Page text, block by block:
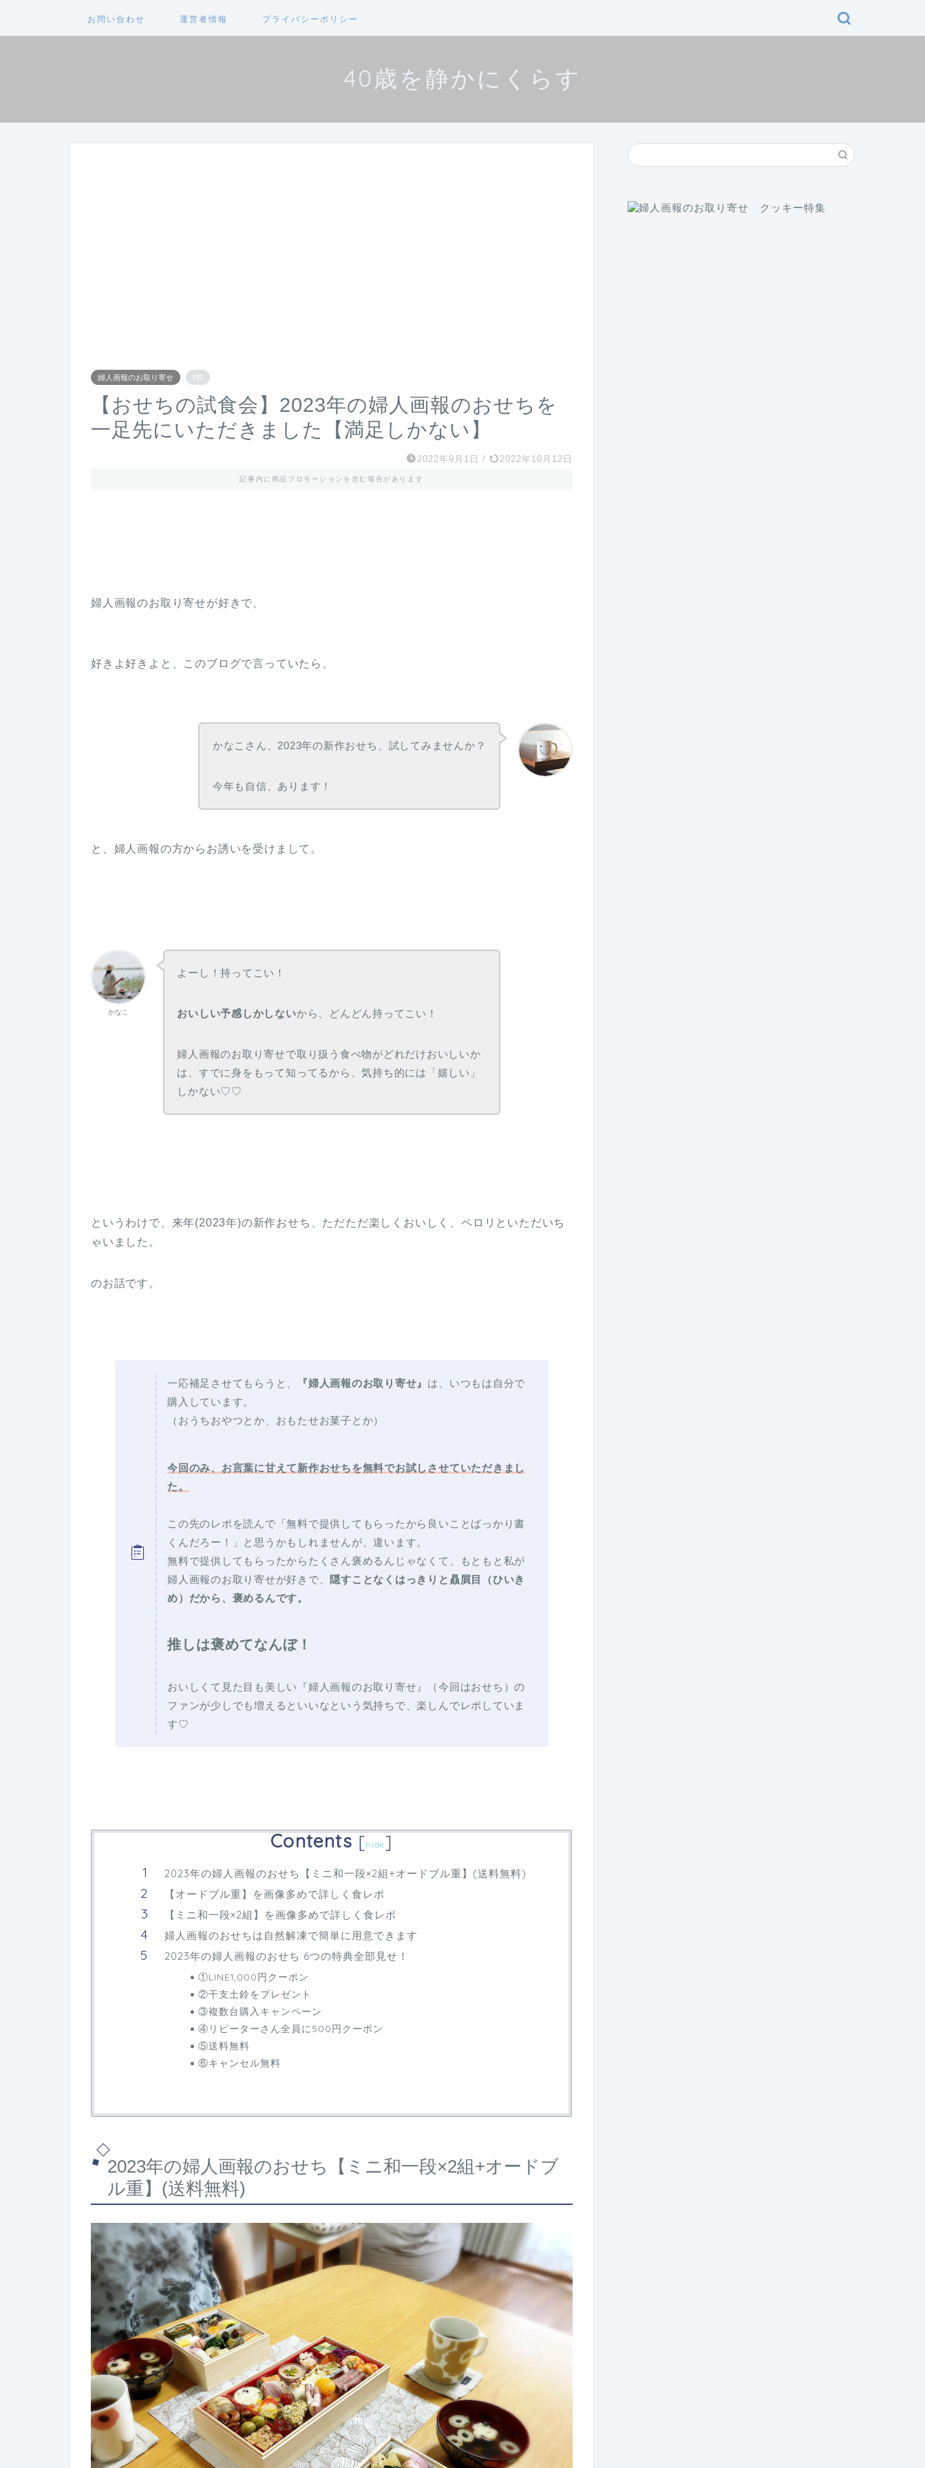
お問い合わせ 運営者情報 プライバシーポリシー
40歳を静かにくらす
婦人画報のお取り寄せ PR
【おせちの試食会】2023年の婦人画報のおせちを
一足先にいただきました【満足しかない】
2022年9月1日 / 2022年10月12日
記事内に商品プロモーションを含む場合があります
婦人画報のお取り寄せが好きで、
好きよ好きよと、このブログで言っていたら、
かなこさん、2023年の新作おせち、試してみませんか？
今年も自信、あります！
と、婦人画報の方からお誘いを受けまして。
かなこ
よーし！持ってこい！
おいしい予感しかしないから、どんどん持ってこい！
婦人画報のお取り寄せで取り扱う食べ物がどれだけおいしいか
は、すでに身をもって知ってるから、気持ち的には「嬉しい」
しかない♡♡
というわけで、来年(2023年)の新作おせち、ただただ楽しくおいしく、ペロリといただいち
ゃいました。
のお話です。
一応補足させてもらうと、 『婦人画報のお取り寄せ』 は、いつもは自分で
購入しています。
（おうちおやつとか、おもたせお菓子とか）
今回のみ、お言葉に甘えて新作おせちを無料でお試しさせていただきまし
た。
この先のレポを読んで「無料で提供してもらったから良いことばっかり書
くんだろー！」と思うかもしれませんが、違います。
無料で提供してもらったからたくさん褒めるんじゃなくて、もともと私が
婦人画報のお取り寄せが好きで、 隠すことなくはっきりと贔屓目（ひいき
め）だから、褒めるんです。
推しは褒めてなんぼ！
おいしくて見た目も美しい『婦人画報のお取り寄せ』（今回はおせち）の
ファンが少しでも増えるといいなという気持ちで、楽しんでレポしていま
す♡
Contents [hide]
2023年の婦人画報のおせち【ミニ和一段×2組+オードブル重】(送料無料)
【オードブル重】を画像多めで詳しく食レポ
【ミニ和一段×2組】を画像多めで詳しく食レポ
婦人画報のおせちは自然解凍で簡単に用意できます
2023年の婦人画報のおせち 6つの特典全部見せ！
①LINE1,000円クーポン
②干支土鈴をプレゼント
③複数台購入キャンペーン
④リピーターさん全員に500円クーポン
⑤送料無料
⑥キャンセル無料
2023年の婦人画報のおせち【ミニ和一段×2組+オードブ
ル重】(送料無料)